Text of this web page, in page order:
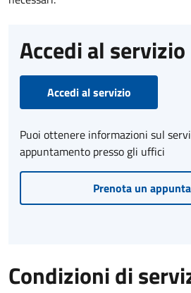
Accedi al servizio
Accedi al servizio
Puoi ottenere informazioni sul
appuntamento presso gli uffici
Prenota un
Condizioni di